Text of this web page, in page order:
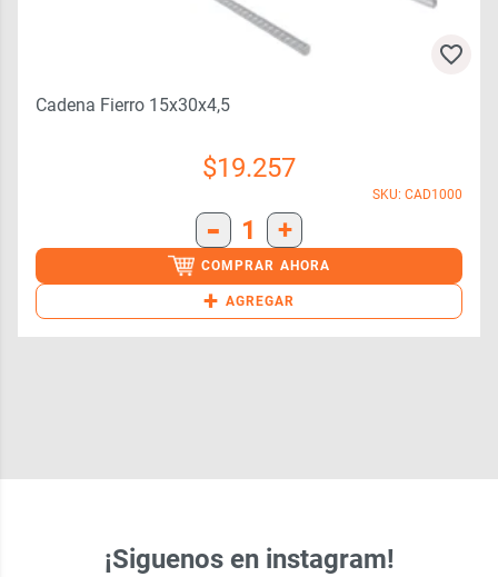
Cadena Fierro 15x30x4,5
$19.257
SKU: CAD1000
- 1 +
COMPRAR AHORA
+ AGREGAR
¡Siguenos en instagram!